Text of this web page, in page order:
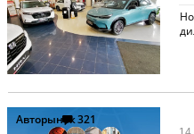
Авторынок321